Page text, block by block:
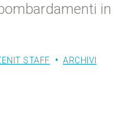
in
STAFF ARCHIVI